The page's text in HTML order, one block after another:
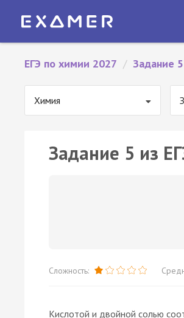
ЕГЭ по химии 2027 / Задание 5
Химия
Задание 5 из
Сложность:
Кислотой и двойной солью